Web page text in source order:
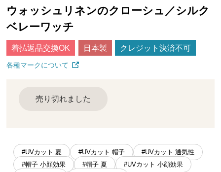
ウォッシュリネンのクローシュ／シルク
ベレーワッチ
着払返品交換OK 日本製 クレジット決済不可
各種マークについて
売り切れました
#UVカット 夏 #UVカット 帽子
#UVカット 通気性
#帽子 小顔効果
#帽子 夏
#UVカット 小顔効果